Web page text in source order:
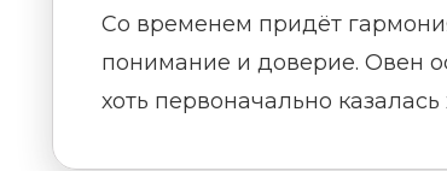
Со временем придёт
понимание и доверие. Овен
хоть первоначально